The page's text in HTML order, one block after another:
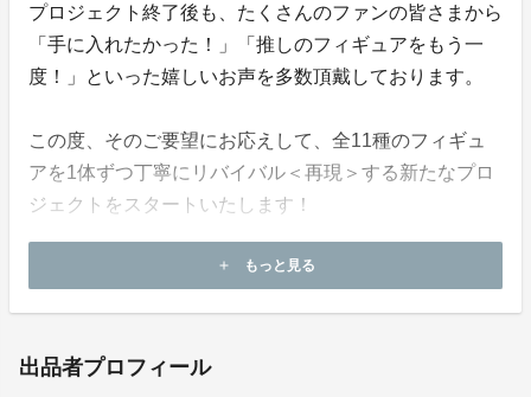
プロジェクト終了後も、たくさんのファンの皆さまから
「手に入れたかった！」「推しのフィギュアをもう一
度！」といった嬉しいお声を多数頂戴しております。
この度、そのご要望にお応えして、全11種のフィギュ
アを1体ずつ丁寧にリバイバル＜再現＞する新たなプロ
ジェクトをスタートいたします！
全11種のプロジェクトまとめページはこちら！
add もっと見る
出品者プロフィール